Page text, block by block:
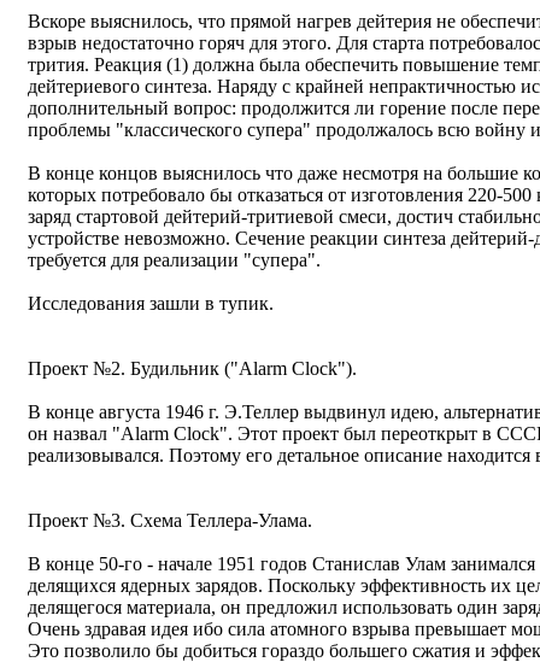
Вскоре выяснилось, что прямой нагрев дейтерия не
взрыв недостаточно горяч для этого. Для старта
трития. Реакция (1) должна была обеспечить повышение
дейтериевого синтеза. Наряду с крайней непрактичностью
дополнительный вопрос: продолжится ли горение после
проблемы "классического супера" продолжалось всю войну
В конце концов выяснилось что даже несмотря на большие
которых потребовало бы отказаться от изготовления 220-
заряд стартовой дейтерий-тритиевой смеси, достич
устройстве невозможно. Сечение реакции синтеза
требуется для реализации "супера".
Исследования зашли в тупик.
Проект №2. Будильник ("Alarm Clock").
В конце августа 1946 г. Э.Теллер выдвинул идею,
он назвал "Alarm Clock". Этот проект был переоткрыт в
реализовывался. Поэтому его детальное описание
Проект №3. Схема Теллера-Улама.
В конце 50-го - начале 1951 годов Станислав Улам
делящихся ядерных зарядов. Поскольку эффективность их
делящегося материала, он предложил использовать один
Очень здравая идея ибо сила атомного взрыва превышает
Это позволило бы добиться гораздо большего сжатия и